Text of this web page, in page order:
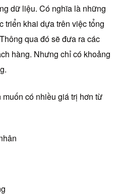
dữ liệu. Có nghĩa là những
triển khai dựa trên việc tổng
qua đó sẽ đưa ra các
hàng. Nhưng chỉ có khoảng
có nhiều giá trị hơn từ